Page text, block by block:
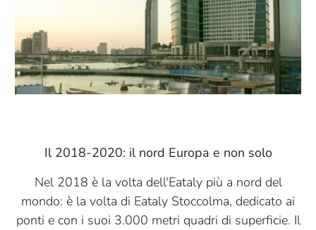
Il 2018-2020: il nord Europa e non solo
Nel 2018 è la volta dell'Eataly più a nord del
mondo: è la volta di Eataly Stoccolma, dedicato ai
ponti e con i suoi 3.000 metri quadri di superficie. Il